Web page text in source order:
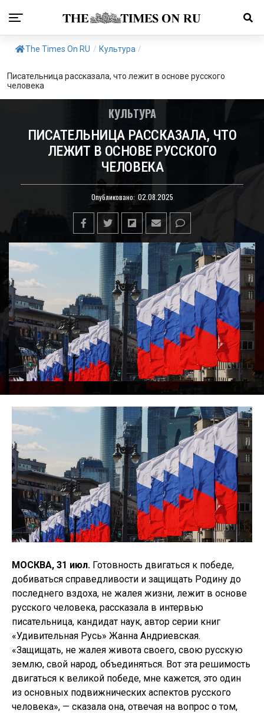
The Times On RU / Культура /
Писательница рассказала, что лежит в основе русского
человека
КУЛЬТУРА
ПИСАТЕЛЬНИЦА РАССКАЗАЛА, ЧТО
ЛЕЖИТ В ОСНОВЕ РУССКОГО
ЧЕЛОВЕКА
Опубликовано: 02.08.2025
МОСКВА, 31 июл. Готовность двигаться к победе,
добиваться справедливости и защищать Родину до
последнего вздоха, не жалея жизни, лежит в основе
русского человека, рассказала в интервью
писательница, кандидат наук, автор серии книг
«Удивительная Русь» Жанна Андриевская.
«Защищать, не жалея живота своего, свою русскую
землю, свой народ, объединяться. Вот эта решимость
двигаться к великой победе, мне кажется, это один
из основных подвижнических аспектов русского
человека», — сказала она, отвечая на вопрос о том,